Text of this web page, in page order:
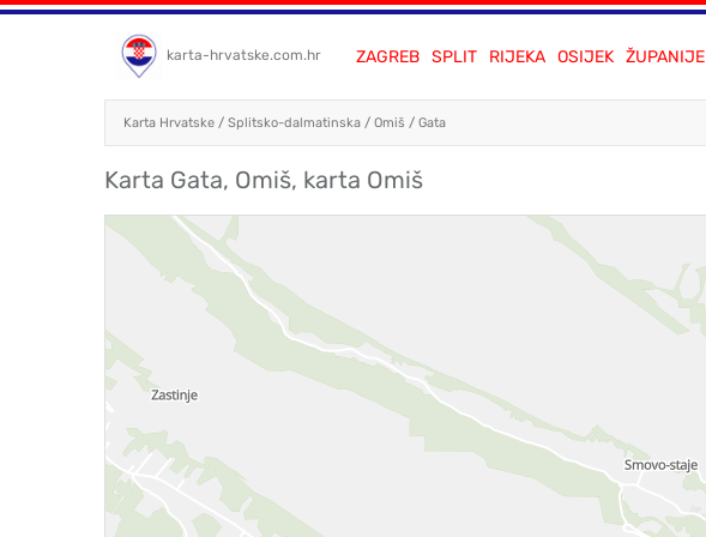
karta-hrvatske.com.hr ZAGREB SPLIT RIJEKA OSIJEK ŽUPANIJE
Karta Hrvatske / Splitsko-dalmatinska / Omiš / Gata
Karta Gata, Omiš, karta Omiš